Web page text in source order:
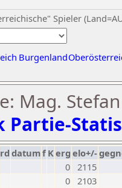
Spieler
Burgenland
Mag.
Partie-
rd datumf Kerg elo+/-
0 2115
0 2103